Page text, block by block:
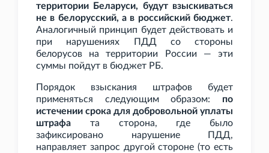
территории Беларуси, будут взыскиваться
не в белорусский, а в российский бюджет.
Аналогичный принцип будет действовать и
при нарушениях ПДД со стороны
белорусов на территории России — эти
суммы пойдут в бюджет РБ.
Порядок взыскания штрафов будет
применяться следующим образом: по
истечении срока для добровольной уплаты
штрафа та сторона, где было
зафиксировано нарушение ПДД,
направляет запрос другой стороне (то есть